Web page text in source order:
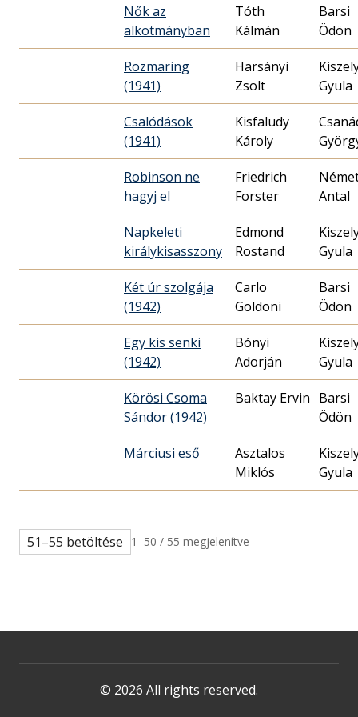
Nők az
alkotmányban
Tóth
Kálmán
Barsi
Ödön
Rozmaring
(1941)
Harsányi
Zsolt
Gyula
Csalódások
(1941)
Kisfaludy
Károly
Robinson ne
hagyj el
Friedrich
Forster
Antal
Napkeleti
királykisasszony
Edmond
Rostand
Gyula
Két úr szolgája
(1942)
Carlo
Goldoni
Barsi
Ödön
Egy kis senki
(1942)
Bónyi
Adorján
Gyula
Körösi Csoma
Sándor (1942)
Baktay Ervin Barsi
Ödön
Márciusi eső
Asztalos
Miklós
Gyula
51–55 betöltése 1–50 / 55 megjelenítve
© 2026 All rights reserved.